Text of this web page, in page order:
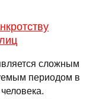
сложным
периодом в